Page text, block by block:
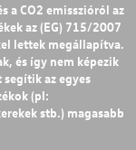
a CO2 emisszióról az
az (EG) 715/2007
lettek megállapítva.
és így nem képezik
segítik az egyes
(pl:
stb.) magasabb